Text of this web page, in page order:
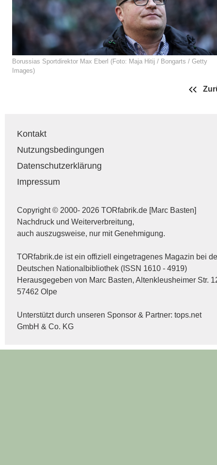
Borussias Sportdirektor Max Eberl (Foto: Maja Hitij / Bongarts / Getty
Images)
Kontakt
Nutzungsbedingungen
Datenschutzerklärung
Impressum
Copyright © 2000- 2026 TORfabrik.de [Marc Basten]
Nachdruck und Weiterverbreitung,
auch auszugsweise, nur mit Genehmigung.
TORfabrik.de ist ein offiziell eingetragenes Magazin bei
Deutschen Nationalbibliothek (ISSN 1610 - 4919)
Herausgegeben von Marc Basten, Altenkleusheimer Str.
57462 Olpe
Unterstützt durch unseren Sponsor & Partner: tops.net
GmbH & Co. KG